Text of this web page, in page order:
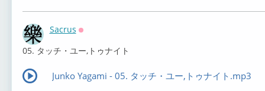
Sacrus
05. タッチ・ユー,トゥナイト
Junko Yagami - 05. タッチ・ユー,トゥナイト.mp3